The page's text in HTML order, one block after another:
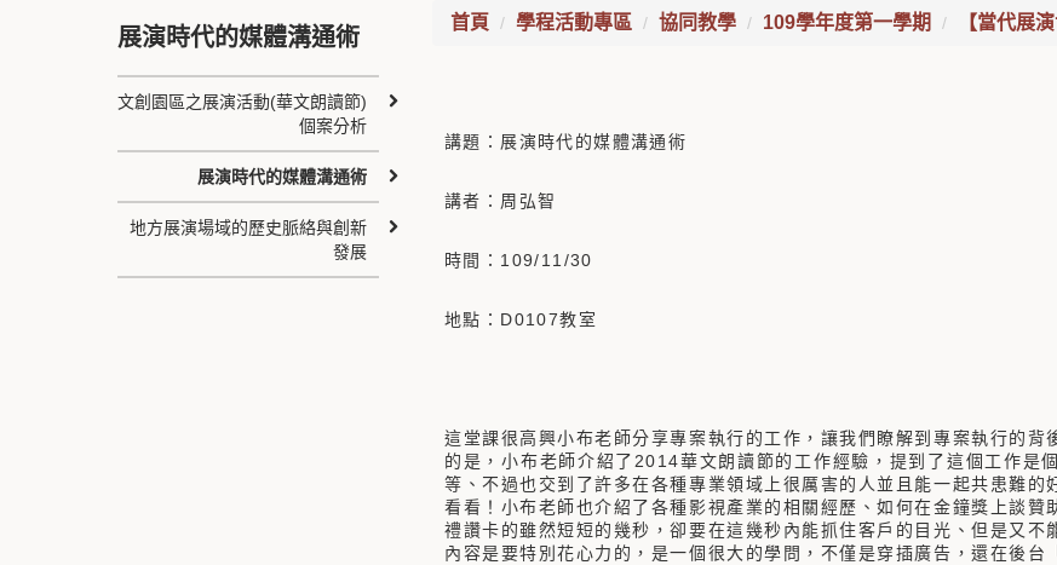
首頁 學程活動專區 協同教學 109學年度第一學期 【當代展
講題：展演時代的媒體溝通術
講者：周弘智
時間：109/11/30
地點：D0107教室
這堂課很高興小布老師分享專案執行的工作，讓我們瞭解到專案執行的
的是，小布老師介紹了2014華文朗讀節的工作經驗，提到了這個工作是
等、不過也交到了許多在各種專業領域上很厲害的人並且能一起共患難
看看！小布老師也介紹了各種影視產業的相關經歷、如何在金鐘獎上談
禮讚卡的雖然短短的幾秒，卻要在這幾秒內能抓住客戶的目光、但是又
內容是要特別花心力的，是一個很大的學問，不僅是穿插廣告，還在後
展演時代的媒體溝通術
文創園區之展演活動(華文朗讀節)
個案分析
展演時代的媒體溝通術
地方展演場域的歷史脈絡與創新
發展